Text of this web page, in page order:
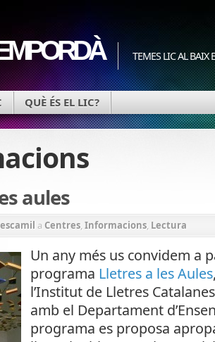
TEMES LIC AL
QUÈ ÉS EL LIC?
aules
a Centres, Informacions, Lectura
Un any més us convidem a
programa Lletres a les Aules
l’Institut de Lletres
amb el Departament
programa es proposa